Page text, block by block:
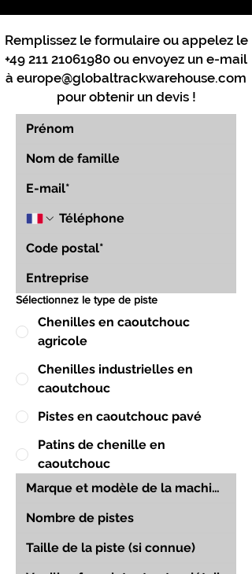
Remplissez le formulaire ou appelez le
+49 211 21061980 ou envoyez un e-mail
à europe@globaltrackwarehouse.com
pour obtenir un devis !
Sélectionnez le type de piste
Chenilles en caoutchouc
agricole
Chenilles industrielles en
caoutchouc
Pistes en caoutchouc pavé
Patins de chenille en
caoutchouc